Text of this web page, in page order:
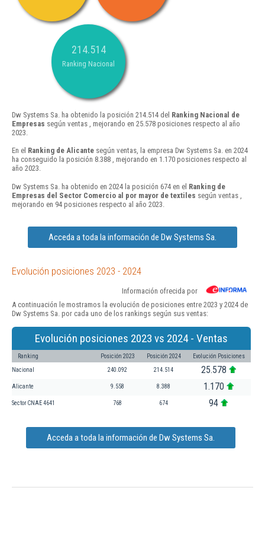
214.514
Ranking Nacional
Dw Systems Sa. ha obtenido la posición 214.514 del Ranking Nacional de
Empresas según ventas , mejorando en 25.578 posiciones respecto al año
2023.
En el Ranking de Alicante según ventas, la empresa Dw Systems Sa. en 2024
ha conseguido la posición 8.388 , mejorando en 1.170 posiciones respecto al
año 2023.
Dw Systems Sa. ha obtenido en 2024 la posición 674 en el Ranking de
Empresas del Sector Comercio al por mayor de textiles según ventas ,
mejorando en 94 posiciones respecto al año 2023.
Acceda a toda la información de Dw Systems Sa.
Evolución posiciones 2023 - 2024
Información ofrecida por
A continuación le mostramos la evolución de posiciones entre 2023 y 2024 de
Dw Systems Sa. por cada uno de los rankings según sus ventas:
Evolución posiciones 2023 vs 2024 - Ventas
Ranking Posición 2023 Posición 2024 Evolución Posiciones
Nacional 240.092 214.514 25.578
Alicante 9.558 8.388 1.170
Sector CNAE 4641 768 674 94
Acceda a toda la información de Dw Systems Sa.